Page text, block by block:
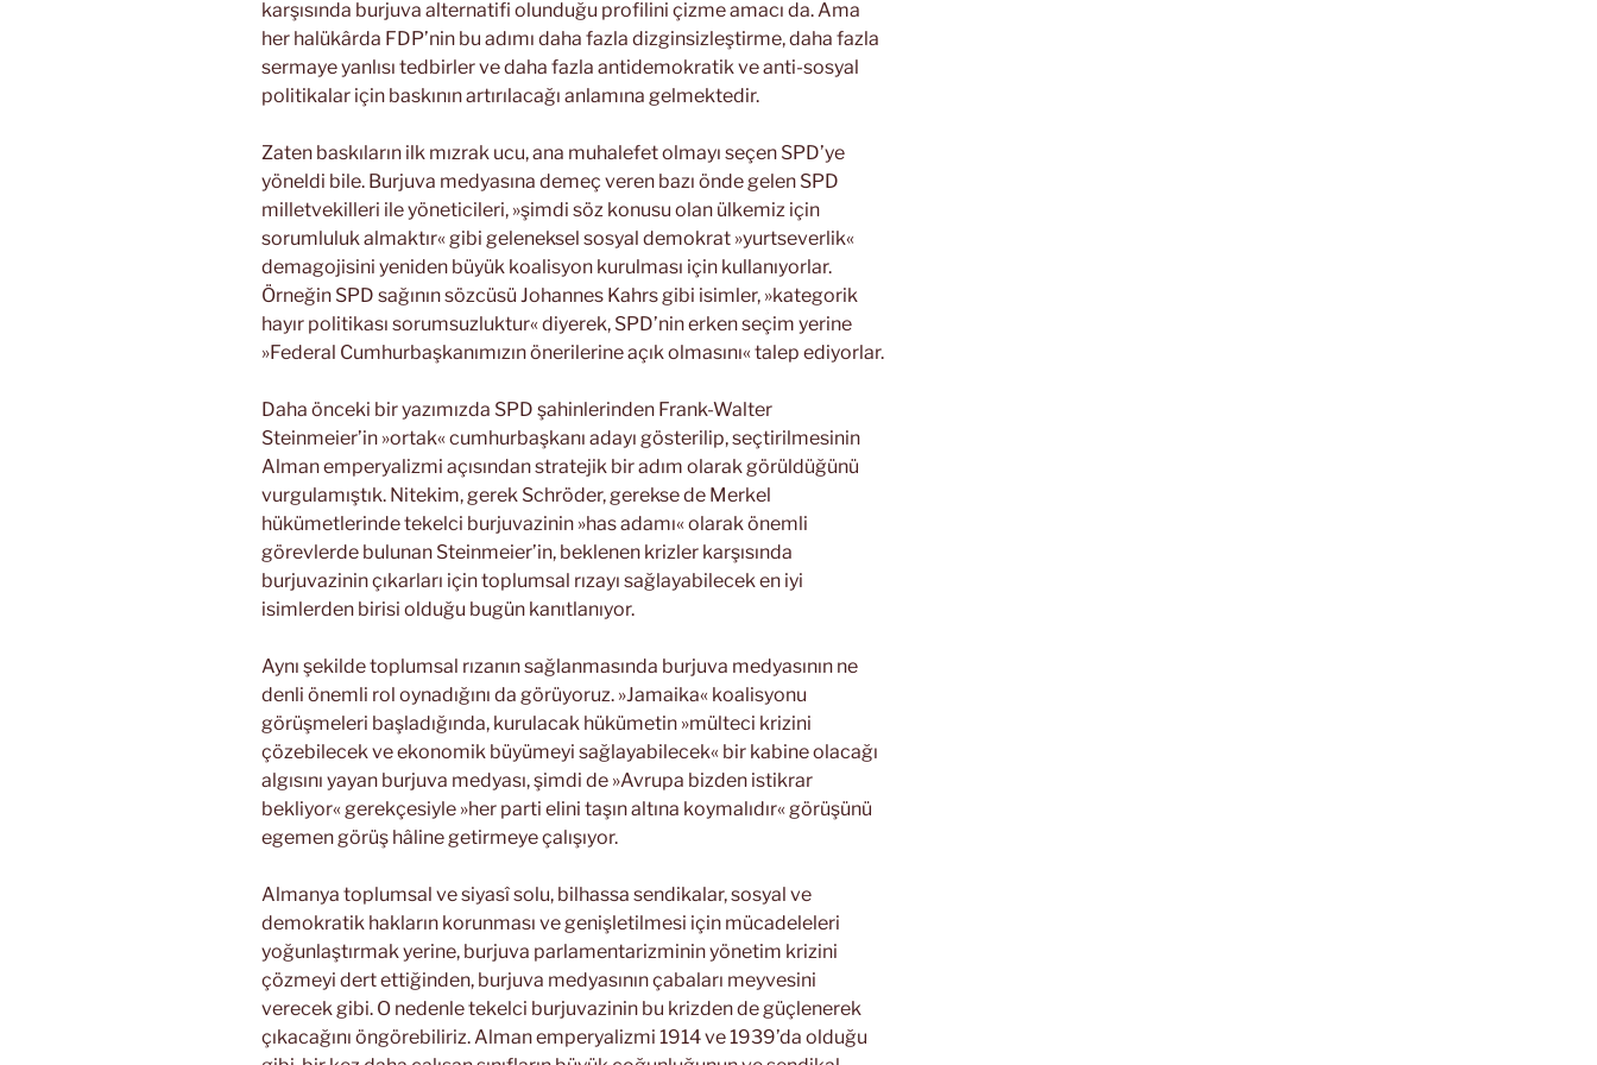
karşısında burjuva alternatifi olunduğu profilini çizme amacı da. Ama
her halükârda FDP’nin bu adımı daha fazla dizginsizleştirme, daha fazla
sermaye yanlısı tedbirler ve daha fazla antidemokratik ve anti-sosyal
politikalar için baskının artırılacağı anlamına gelmektedir.
Zaten baskıların ilk mızrak ucu, ana muhalefet olmayı seçen SPD’ye
yöneldi bile. Burjuva medyasına demeç veren bazı önde gelen SPD
milletvekilleri ile yöneticileri, »şimdi söz konusu olan ülkemiz için
sorumluluk almaktır« gibi geleneksel sosyal demokrat »yurtseverlik«
demagojisini yeniden büyük koalisyon kurulması için kullanıyorlar.
Örneğin SPD sağının sözcüsü Johannes Kahrs gibi isimler, »kategorik
hayır politikası sorumsuzluktur« diyerek, SPD’nin erken seçim yerine
»Federal Cumhurbaşkanımızın önerilerine açık olmasını« talep ediyorlar.
Daha önceki bir yazımızda SPD şahinlerinden Frank-Walter
Steinmeier’in »ortak« cumhurbaşkanı adayı gösterilip, seçtirilmesinin
Alman emperyalizmi açısından stratejik bir adım olarak görüldüğünü
vurgulamıştık. Nitekim, gerek Schröder, gerekse de Merkel
hükümetlerinde tekelci burjuvazinin »has adamı« olarak önemli
görevlerde bulunan Steinmeier’in, beklenen krizler karşısında
burjuvazinin çıkarları için toplumsal rızayı sağlayabilecek en iyi
isimlerden birisi olduğu bugün kanıtlanıyor.
Aynı şekilde toplumsal rızanın sağlanmasında burjuva medyasının ne
denli önemli rol oynadığını da görüyoruz. »Jamaika« koalisyonu
görüşmeleri başladığında, kurulacak hükümetin »mülteci krizini
çözebilecek ve ekonomik büyümeyi sağlayabilecek« bir kabine olacağı
algısını yayan burjuva medyası, şimdi de »Avrupa bizden istikrar
bekliyor« gerekçesiyle »her parti elini taşın altına koymalıdır« görüşünü
egemen görüş hâline getirmeye çalışıyor.
Almanya toplumsal ve siyasî solu, bilhassa sendikalar, sosyal ve
demokratik hakların korunması ve genişletilmesi için mücadeleleri
yoğunlaştırmak yerine, burjuva parlamentarizminin yönetim krizini
çözmeyi dert ettiğinden, burjuva medyasının çabaları meyvesini
verecek gibi. O nedenle tekelci burjuvazinin bu krizden de güçlenerek
çıkacağını öngörebiliriz. Alman emperyalizmi 1914 ve 1939’da olduğu